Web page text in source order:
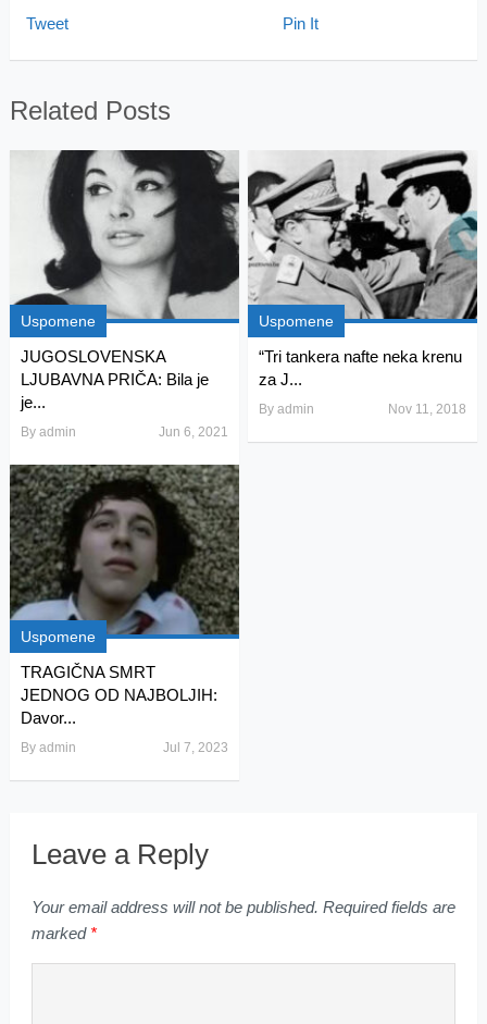
Tweet Pin It
Related Posts
Uspomene
JUGOSLOVENSKA
LJUBAVNA PRIČA: Bila je
je...
By admin Jun 6, 2021
Uspomene
“Tri tankera nafte neka krenu
za J...
Byadmin Nov 11, 2018
Uspomene
TRAGIČNA SMRT
JEDNOG OD NAJBOLJIH:
Davor...
By admin Jul 7, 2023
Leave a Reply
Your email address will not be published. Required fields are
marked *